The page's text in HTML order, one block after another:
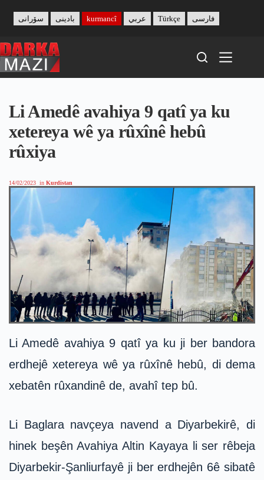
content
بادینی سۆرانی kurmancî عربي Türkçe فارسی
Li Amedê avahiya 9 qatî ya ku
xetereya wê ya rûxînê hebû
rûxiya
14/02/2023 in Kurdistan
Li Amedê avahiya 9 qatî ya ku ji ber bandora
erdhejê xetereya wê ya rûxînê hebû, di dema
xebatên rûxandinê de, avahî tep bû.
Li Baglara navçeya navend a Diyarbekirê, di
hinek beşên Avahiya Altin Kayaya li ser rêbeja
Diyarbekir-Şanliurfayê ji ber erdhejên 6ê sibatê